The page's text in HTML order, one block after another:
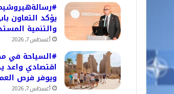
يؤكد التعاون
والتنمية
أغسطس 7, 2026
#السياحة في
اقتصادي واعد
ويوفر فرص
أغسطس 7, 2026